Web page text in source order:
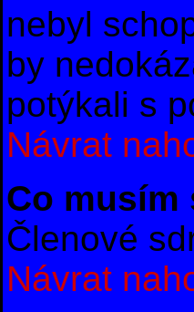
nebyl
by
potýkali s
Návrat
Co musím
Členové
Návrat